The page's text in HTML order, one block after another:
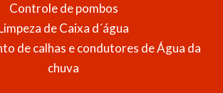
Controle de pombos
de Caixa d´água
de calhas e condutores de Água da
chuva